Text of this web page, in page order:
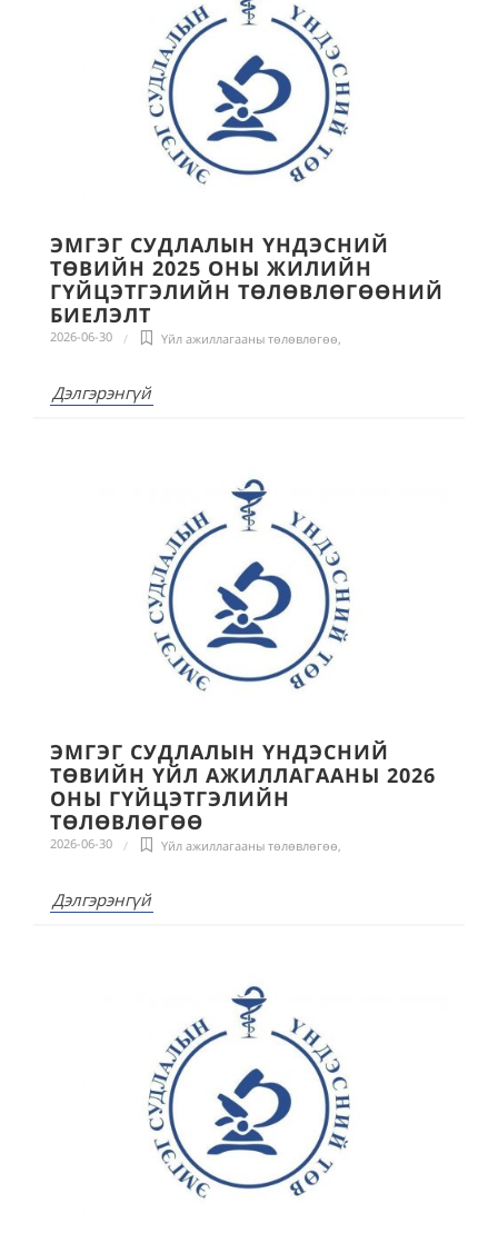
ЭМГЭГ СУДЛАЛЫН ҮНДЭСНИЙ
ТӨВИЙН 2025 ОНЫ ЖИЛИЙН
ГҮЙЦЭТГЭЛИЙН ТӨЛӨВЛӨГӨӨНИЙ
БИЕЛЭЛТ
2026-06-30 Үйл ажиллагааны төлөвлөгөө,
Дэлгэрэнгүй
ЭМГЭГ СУДЛАЛЫН ҮНДЭСНИЙ
ТӨВИЙН ҮЙЛ АЖИЛЛАГААНЫ 2026
ОНЫ ГҮЙЦЭТГЭЛИЙН
ТӨЛӨВЛӨГӨӨ
2026-06-30 Үйл ажиллагааны төлөвлөгөө,
Дэлгэрэнгүй